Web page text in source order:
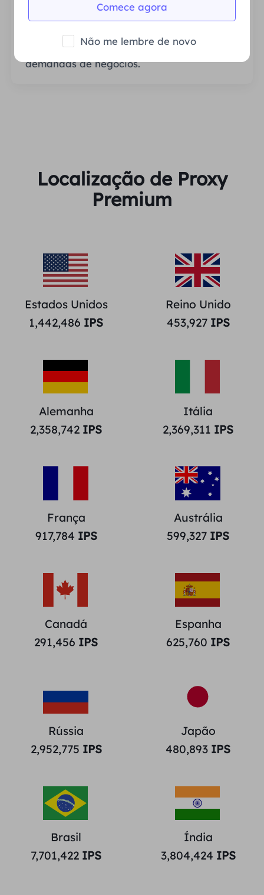
Largura de banda abundante atende às
demandas de negócios.
Localização de Proxy
Premium
Estados Unidos
1,442,486 IPS
Reino Unido
453,927IPS
Alemanha
2,358,742 IPS
Itália
2,369,311 IPS
França
917,784 IPS
Austrália
599,327 IPS
Canadá
291,456 IPS
Espanha
625,760 IPS
Rússia
2,952,775 IPS
Japão
480,893 IPS
Brasil
7,701,422 IPS
Índia
3,804,424 IPS
Comece agora
Não me lembre de novo